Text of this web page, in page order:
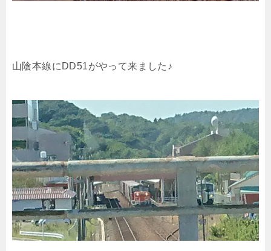
山陰本線にDD51がやって来ました♪